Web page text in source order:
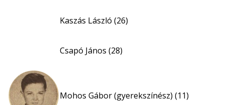
Kaszás László (26)
Csapó János (28)
Mohos Gábor (gyerekszínész) (11)